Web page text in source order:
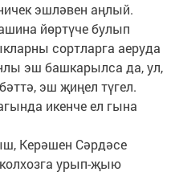
эшләвен аңлый.
йөртүче булып
сортларга аеруда
эш башкарылса да, ул,
эш җиңел түгел.
икенче ел гына
Керәшен Сәрдәсе
урып-җыю